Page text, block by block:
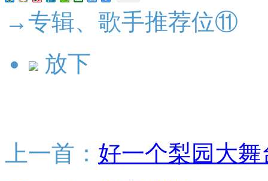
→专辑、歌手推荐位⑪
放下
上一首： 好一个梨园大舞